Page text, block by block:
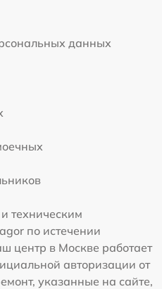
данных
техническим
по истечении
центр в Москве работает
авторизации от
указанные на сайте,